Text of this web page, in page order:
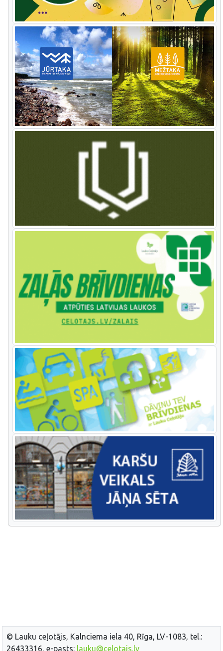
© Lauku ceļotājs, Kalnciema iela 40, Rīga, LV-1083, tel.:
26433316, e-pasts: lauku@celotajs.lv